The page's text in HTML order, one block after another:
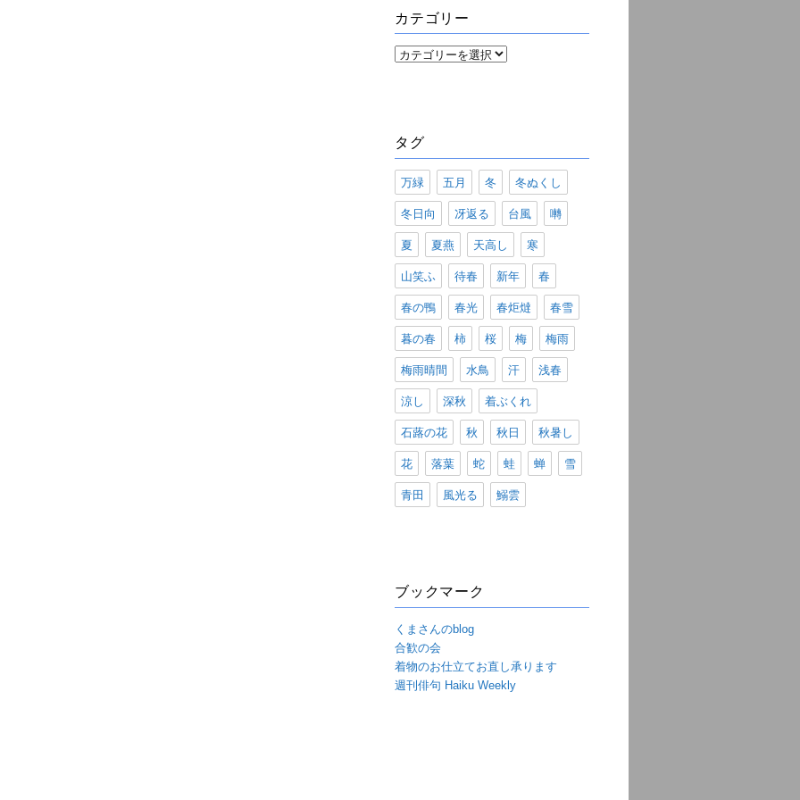
カテゴリー
カ
タグ
万緑 五月 冬 冬ぬくし
冬日向 冴返る 台風 囀
夏 夏燕 天高し 寒
山笑ふ 待春 新年 春
春の鴨 春光 春炬燵 春雪
暮の春 柿 桜 梅 梅雨
梅雨晴間 水鳥 汗 浅春
涼し 深秋 着ぶくれ
石蕗の花 秋 秋日 秋暑し
花 落葉 蛇 蛙 蝉 雪
青田 風光る 鰯雲
ブックマーク
くまさんのblog
合歓の会
着物のお仕立てお直し承ります
週刊俳句 Haiku Weekly